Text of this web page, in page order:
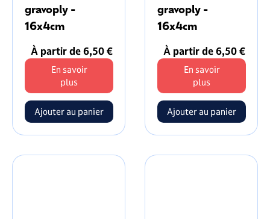
gravoply -
16x4cm
À partir de 6,50 €
En savoir
plus
gravoply -
16x4cm
À partir de 6,50 €
En savoir
plus